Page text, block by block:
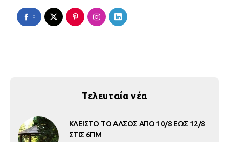
0
Τελευταία νέα
ΚΛΕΙΣΤΟ ΤΟ ΑΛΣΟΣ ΑΠΟ 10/8 ΕΩΣ 12/8
ΣΤΙΣ 6ΠΜ